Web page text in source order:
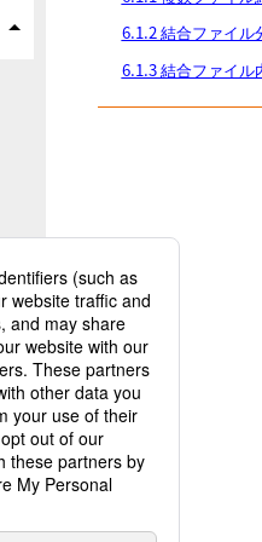
6.1.2 結合ファイル
6.1.3 結合ファイル